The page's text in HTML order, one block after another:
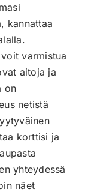
kannattaa
varmistua
aitoja ja
on
netistä
korttisi ja
yhteydessä
näet